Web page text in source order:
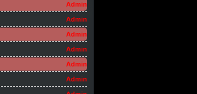
Admin
Admin
Admin
Admin
Admin
Admin